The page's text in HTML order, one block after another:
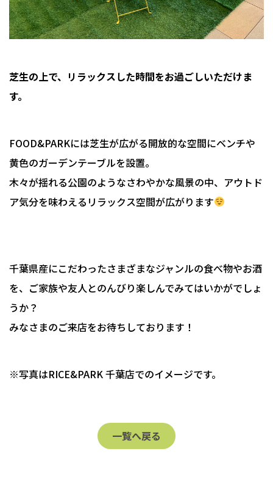
芝生の上で、リラックスした時間をお過ごしいただけま
す。
FOOD&PARKには芝生が広がる開放的な空間にベンチや
黄色のガーデンテーブルを設置。
木々が揺れる公園のようなさわやかな風景の中、アウトド
ア気分を味わえるリラックス空間が広がります
千葉県産にこだわったさまざまなジャンルの食べ物やお酒
を、ご家族や友人とのんびり楽しんでみてはいかがでしょ
うか？
みなさまのご来店をお待ちしております！
※写真はRICE&PARK 千葉店でのイメージです。
一覧へ戻る